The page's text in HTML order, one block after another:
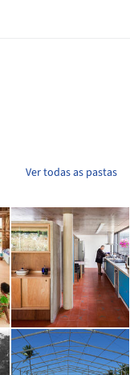
Ver todas as pastas